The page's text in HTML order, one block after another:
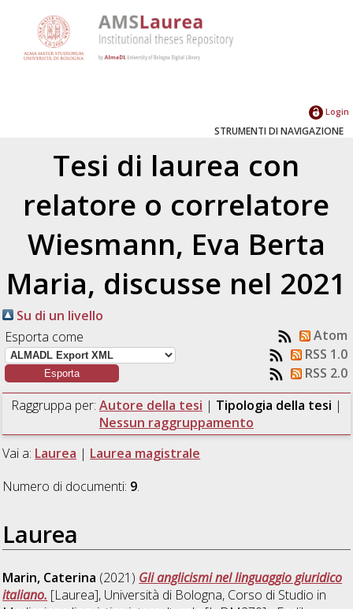
Login
STRUMENTI DI NAVIGAZIONE
Tesi di laurea con
relatore o correlatore
Wiesmann, Eva Berta
Maria, discusse nel 2021
Su di un livello
Esporta come
Atom
RSS 1.0
RSS 2.0
Raggruppa per: Autore della tesi | Tipologia della tesi |
Nessun raggruppamento
Vai a: Laurea | Laurea magistrale
Numero di documenti: 9.
Laurea
Marin, Caterina (2021) Gli anglicismi nel linguaggio giuridico
italiano. [Laurea], Università di Bologna, Corso di Studio in